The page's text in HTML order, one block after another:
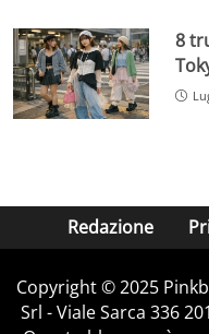
8
Redazione
Copyright © 2025
Srl - Viale Sarca 336